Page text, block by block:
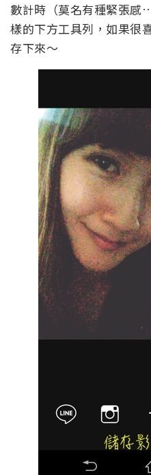
數計時（莫名有種緊張
樣的下方工具列，如果很
存下來～